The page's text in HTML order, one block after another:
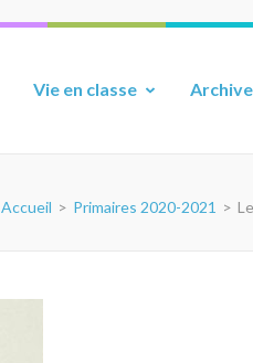
Vie en classe
Accueil > Primaires 2020-2021 >